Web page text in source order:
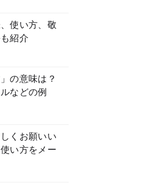
使い方、敬
紹介
の意味は？
などの例
くお願いい
い方をメー